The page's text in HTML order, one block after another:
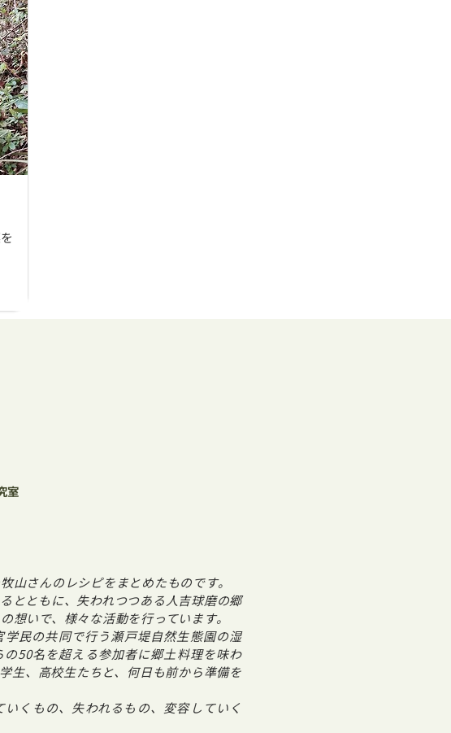
室
山さんのレシピをまとめたものです。
とともに、失われつつある人吉球磨の郷
想いで、様々な活動を行っています。
民の共同で行う瀬戸堤自然生態園の湿
50名を超える参加者に郷土料理を味わ
生、高校生たちと、何日も前から準備を
くもの、失われるもの、変容していく